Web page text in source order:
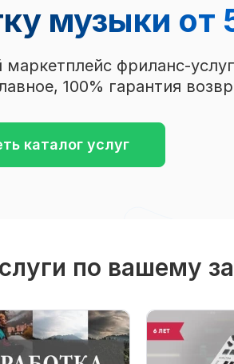
музыки от
фриланс-
100% гарантия
каталог услуг
по вашему